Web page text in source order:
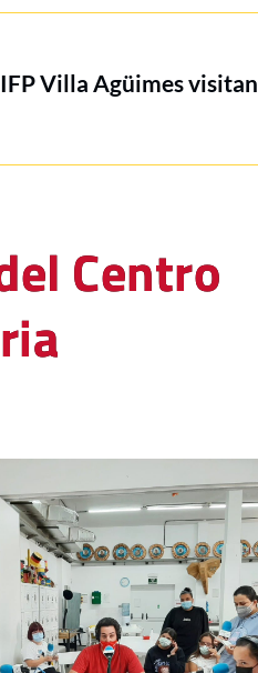
Villa Agüimes
Centro